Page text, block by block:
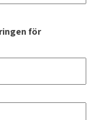
för